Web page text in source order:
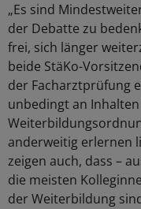
„Es sind
der Debatte zu
frei, sich länger
beide StäKo-
der Facharztprüfung
unbedingt an
anderweitig erlernen
zeigen auch, dass –
die meisten
der Weiterbildung